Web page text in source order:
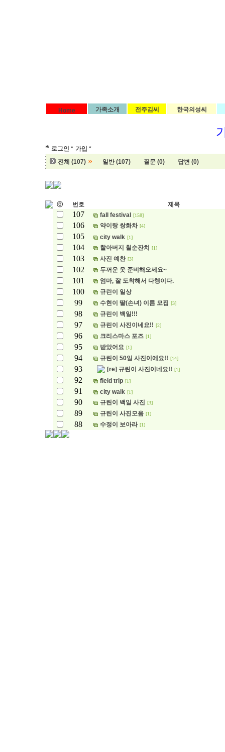
Home 가족소개 전주김씨 한국의성씨
* 로그인 * 가입 *
전체 (107) » 일반 (107) 질문 (0) 답변 (0)
ⓒ 번호 제목
107 fall festival [158]
106 약이랑 쌍화차 [4]
105 city walk [1]
104 할아버지 칠순잔치 [1]
103 사진 예찬 [3]
102 두꺼운 옷 준비해오세요~
101 엄마, 잘 도착해서 다행이다.
100 규린이 일상
99 수현이 딸(손녀) 이름 모집 [3]
98 규린이 백일!!!
97 규린이 사진이네요!! [2]
96 크리스마스 포즈 [1]
95 받았어요 [1]
94 규린이 50일 사진이에요!! [14]
93 [re] 규린이 사진이네요!! [1]
92 field trip [1]
91 city walk [1]
90 규린이 백일 사진 [3]
89 규린이 사진모음 [1]
88 수정이 보아라 [1]